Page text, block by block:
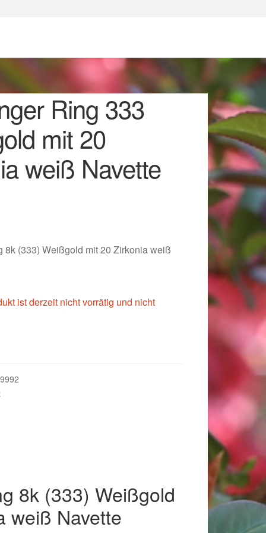
Ring 333
mit 20
weiß Navette
8k (333) Weißgold mit 20 Zirkonia weiß
ist derzeit nicht vorrätig und nicht
8k (333) Weißgold
weiß Navette